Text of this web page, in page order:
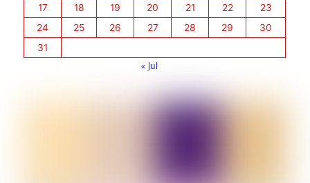
17
18 19 20 21 22
23
24
25 26 27 28 29
30
31
« Jul